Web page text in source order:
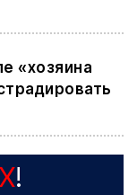
«хозяина
X!